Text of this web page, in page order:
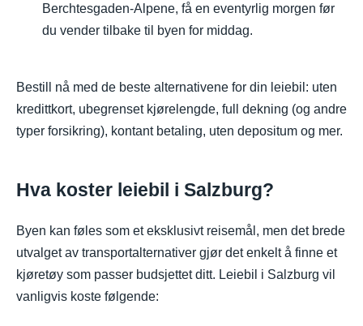
Berchtesgaden-Alpene, få en eventyrlig morgen før
du vender tilbake til byen for middag.
Bestill nå med de beste alternativene for din leiebil: uten
kredittkort, ubegrenset kjørelengde, full dekning (og andre
typer forsikring), kontant betaling, uten depositum og mer.
Hva koster leiebil i Salzburg?
Byen kan føles som et eksklusivt reisemål, men det brede
utvalget av transportalternativer gjør det enkelt å finne et
kjøretøy som passer budsjettet ditt. Leiebil i Salzburg vil
vanligvis koste følgende: